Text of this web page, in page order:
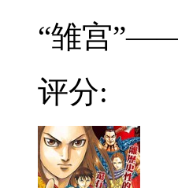
“雏宫
评分: